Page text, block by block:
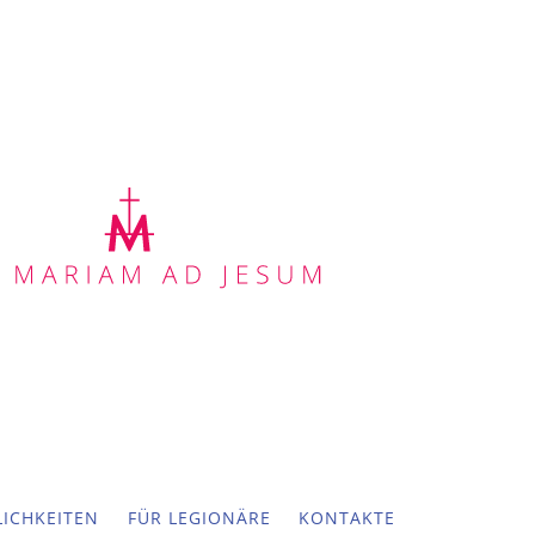
FÜR LEGIONÄRE KONTAKTE